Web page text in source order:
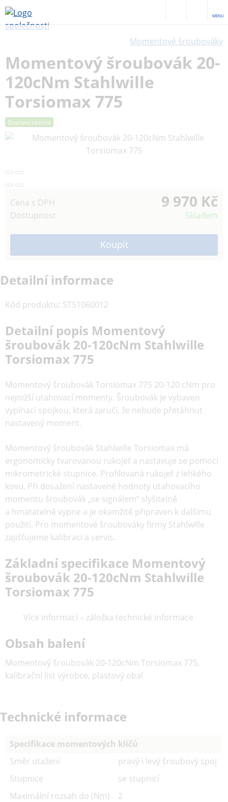
MENU
Momentové šroubováky
Momentový šroubovák 20-
120cNm Stahlwille
Torsiomax 775
Doprava zdarma
Cena s DPH 9 970 Kč
Dostupnost Skladem
Detailní informace
Kód produktu: ST51060012
Detailní popis Momentový
šroubovák 20-120cNm Stahlwille
Torsiomax 775
Momentový šroubovák Torsiomax 775 20-120 cNm pro
nejnižší utahovací momenty. Šroubovák je vybaven
vypínací spojkou, která zaručí, že nebude přetáhnut
nastavený moment.
Momentový šroubovák Stahlwille Torsiomax má
ergonomicky tvarovanou rukojeť a nastavuje se pomocí
mikrometrické stupnice. Profilovaná rukojeť z lehkého
kovu. Při dosažení nastavené hodnoty utahovacího
momentu šroubovák „se signálem“ slyšitelně
a hmatatelně vypne a je okamžitě připraven k dalšímu
použití. Pro momentové šroubováky firmy Stahlwille
zajišťujeme kalibraci a servis.
Základní specifikace Momentový
šroubovák 20-120cNm Stahlwille
Torsiomax 775
Více informací – záložka technické informace
Obsah balení
Momentový šroubovák 20-120cNm Torsiomax 775,
kalibrační list výrobce, plastový obal
Technické informace
Specifikace momentových klíčů
Směr utažení
pravý i levý šroubový spoj
Stupnice
se stupnicí
Maximální rozsah do (Nm)
2